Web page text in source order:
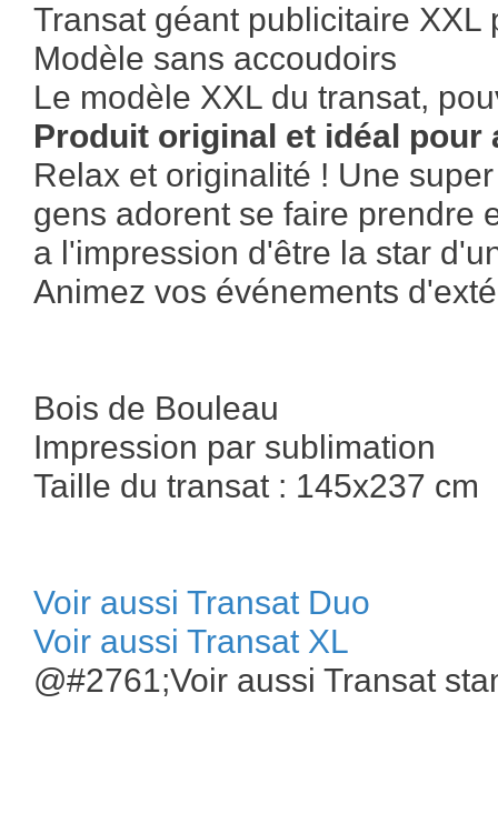
Transat géant publicitaire
Modèle sans accoudoirs
Le modèle XXL du transat,
Produit original et idéal
Relax et originalité ! Une
gens adorent se faire prendre
a l'impression d'être la star
Animez vos événements
Bois de Bouleau
Impression par sublimation
Taille du transat : 145x237 cm
Voir aussi Transat Duo
Voir aussi Transat XL
@#2761;Voir aussi Transat